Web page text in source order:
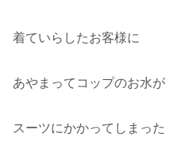
着ていらしたお客様に
あやまってコップのお水が
スーツにかかってしまった